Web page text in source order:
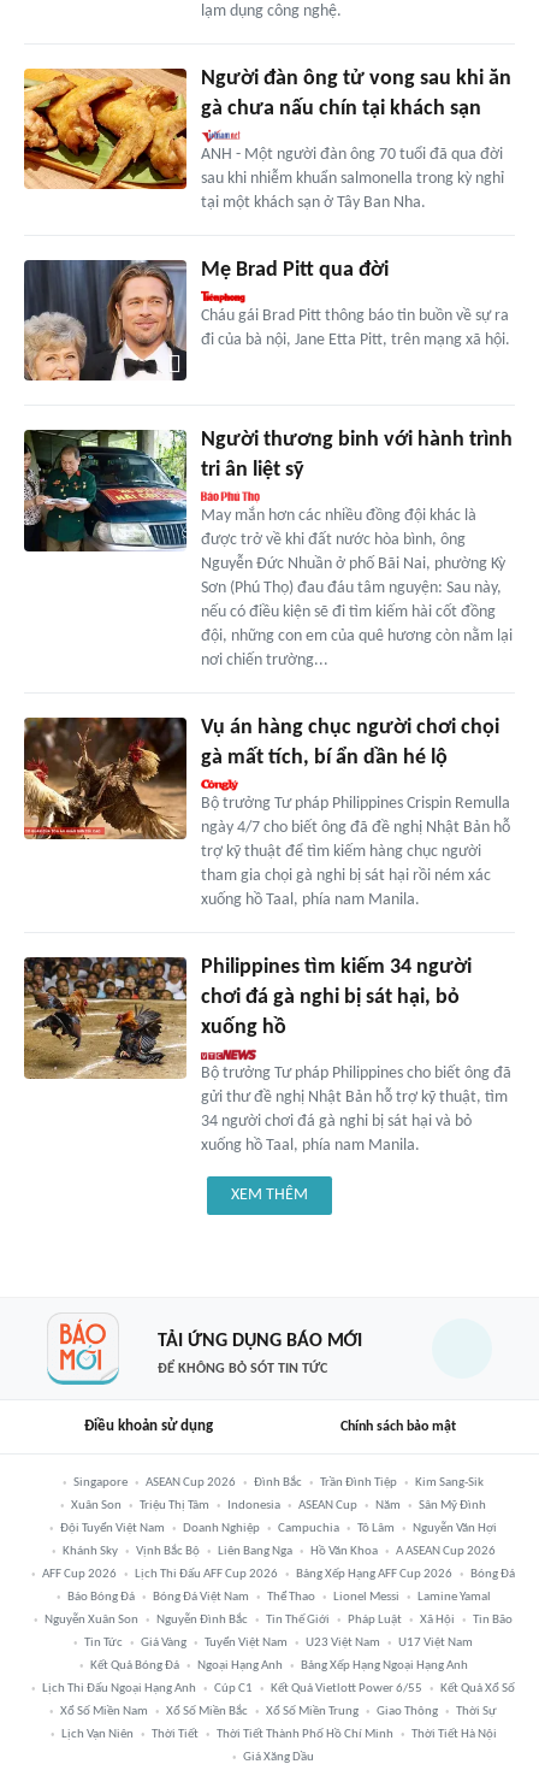
lạm dụng công nghệ.
Người đàn ông tử vong sau khi ăn
gà chưa nấu chín tại khách sạn
ANH - Một người đàn ông 70 tuổi đã qua đời
sau khi nhiễm khuẩn salmonella trong kỳ nghỉ
tại một khách sạn ở Tây Ban Nha.
Mẹ Brad Pitt qua đời
Cháu gái Brad Pitt thông báo tin buồn về sự ra
đi của bà nội, Jane Etta Pitt, trên mạng xã hội.
Người thương binh với hành trình
tri ân liệt sỹ
May mắn hơn các nhiều đồng đội khác là
được trở về khi đất nước hòa bình, ông
Nguyễn Đức Nhuần ở phố Bãi Nai, phường Kỳ
Sơn (Phú Thọ) đau đáu tâm nguyện: Sau này,
nếu có điều kiện sẽ đi tìm kiếm hài cốt đồng
đội, những con em của quê hương còn nằm lại
nơi chiến trường...
Vụ án hàng chục người chơi chọi
gà mất tích, bí ẩn dần hé lộ
Bộ trưởng Tư pháp Philippines Crispin Remulla
ngày 4/7 cho biết ông đã đề nghị Nhật Bản hỗ
trợ kỹ thuật để tìm kiếm hàng chục người
tham gia chọi gà nghi bị sát hại rồi ném xác
xuống hồ Taal, phía nam Manila.
Philippines tìm kiếm 34 người
chơi đá gà nghi bị sát hại, bỏ
xuống hồ
Bộ trưởng Tư pháp Philippines cho biết ông đã
gửi thư đề nghị Nhật Bản hỗ trợ kỹ thuật, tìm
34 người chơi đá gà nghi bị sát hại và bỏ
xuống hồ Taal, phía nam Manila.
XEM THÊM
TẢI ỨNG DỤNG BÁO MỚI
ĐỂ KHÔNG BỎ SÓT TIN TỨC
Điều khoản sử dụng Chính sách bảo mật
Singapore ASEAN Cup 2026 Đình Bắc Trần Đình Tiệp
Kim Sang-Sik
Xuân Son
Triệu Thị Tâm Indonesia ASEAN Cup Năm
Sân Mỹ Đình
Đội Tuyển Việt Nam
Doanh Nghiệp Campuchia Tô Lâm
Nguyễn Văn Hợi
Khánh Sky
Vịnh Bắc Bộ Liên Bang Nga Hồ Văn Khoa
A ASEAN Cup 2026
AFF Cup 2026
Lịch Thi Đấu AFF Cup 2026 Bảng Xếp Hạng AFF Cup 2026
Bóng Đá
Báo Bóng Đá
Bóng Đá Việt Nam Thể Thao Lionel Messi
Lamine Yamal
Nguyễn Xuân Son
Nguyễn Đình Bắc Tin Thế Giới Pháp Luật Xã Hội
Tin Bão
Tin Tức
Giá Vàng Tuyển Việt Nam U23 Việt Nam
U17 Việt Nam
Kết Quả Bóng Đá
Ngoại Hạng Anh
Bảng Xếp Hạng Ngoại Hạng Anh
Lịch Thi Đấu Ngoại Hạng Anh
Cúp C1 Kết Quả Vietlott Power 6/55
Kết Quả Xổ Số
Xổ Số Miền Nam
Xổ Số Miền Bắc Xổ Số Miền Trung Giao Thông
Thời Sự
Lịch Vạn Niên
Thời Tiết Thời Tiết Thành Phố Hồ Chí Minh
Thời Tiết Hà Nội
Giá Xăng Dầu